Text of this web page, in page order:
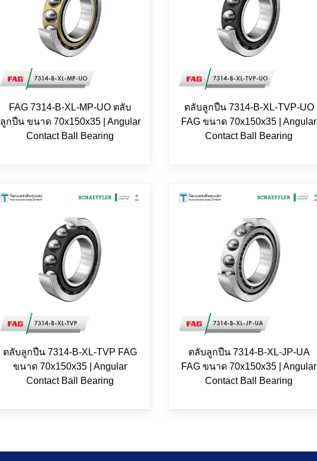
FAG 7314-B-XL-MP-UO ตลับ
ลูกปืน ขนาด 70x150x35 | Angular
Contact Ball Bearing
ตลับลูกปืน 7314-B-XL-TVP-UO
FAG ขนาด 70x150x35 | Angular
Contact Ball Bearing
ตลับลูกปืน 7314-B-XL-TVP FAG
ขนาด 70x150x35 | Angular
Contact Ball Bearing
ตลับลูกปืน 7314-B-XL-JP-UA
FAG ขนาด 70x150x35 | Angular
Contact Ball Bearing